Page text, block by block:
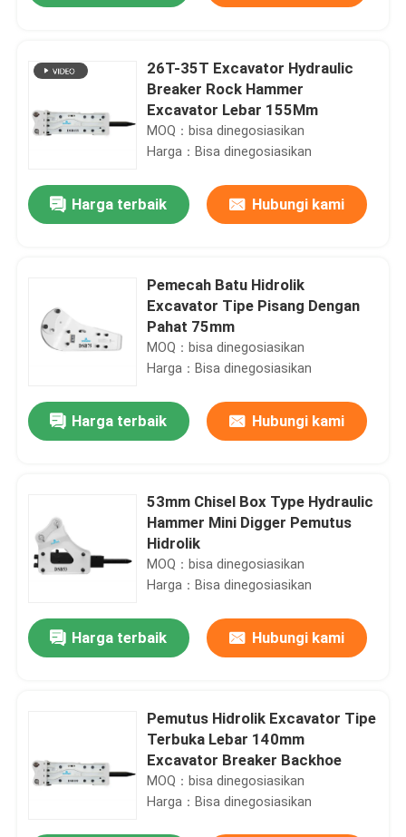
26T-35T Excavator Hydraulic
Breaker Rock Hammer
Excavator Lebar 155Mm
MOQ：bisa dinegosiasikan
Harga：Bisa dinegosiasikan
Harga terbaik Hubungi kami
Pemecah Batu Hidrolik
Excavator Tipe Pisang Dengan
Pahat 75mm
MOQ：bisa dinegosiasikan
Harga：Bisa dinegosiasikan
Harga terbaik Hubungi kami
53mm Chisel Box Type Hydraulic
Hammer Mini Digger Pemutus
Hidrolik
MOQ：bisa dinegosiasikan
Harga：Bisa dinegosiasikan
Harga terbaik Hubungi kami
Pemutus Hidrolik Excavator Tipe
Terbuka Lebar 140mm
Excavator Breaker Backhoe
MOQ：bisa dinegosiasikan
Harga：Bisa dinegosiasikan